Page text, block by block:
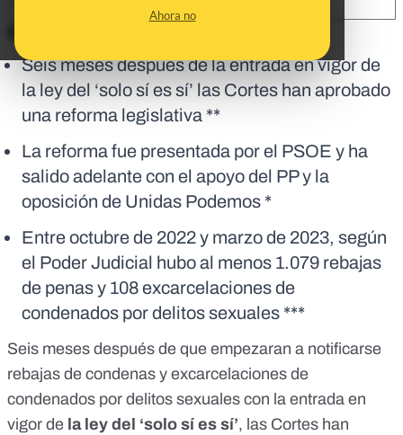
Ahora no
Seis meses después de la entrada en vigor de
la ley del ‘solo sí es sí’ las Cortes han aprobado
una reforma legislativa **
La reforma fue presentada por el PSOE y ha
salido adelante con el apoyo del PP y la
oposición de Unidas Podemos *
Entre octubre de 2022 y marzo de 2023, según
el Poder Judicial hubo al menos 1.079 rebajas
de penas y 108 excarcelaciones de
condenados por delitos sexuales ***
Seis meses después de que empezaran a notificarse
rebajas de condenas y excarcelaciones de
condenados por delitos sexuales con la entrada en
vigor de la ley del ‘solo sí es sí’, las Cortes han